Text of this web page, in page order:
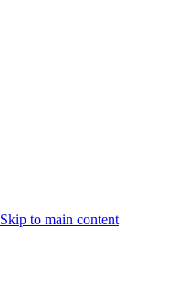
Skip to main content